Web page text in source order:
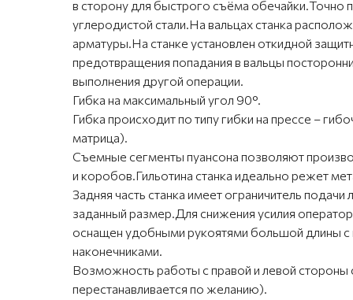
в сторону для быстрого съёма обечайки.Точно
углеродистой стали.На вальцах станка
арматуры.На станке установлен откидной
предотвращения попадания в вальцы
выполнения другой операции.
Гибка на максимальный угол 90°.
Гибка происходит по типу гибки на прессе –
матрица).
Съемные сегменты пуансона позволяют
и коробов.Гильотина станка идеально режет
Задняя часть станка имеет ограничитель подачи
заданный размер.Для снижения усилия
оснащен удобными рукоятями большой длины
наконечниками.
Возможность работы с правой и левой стороны
перестанавливается по желанию).